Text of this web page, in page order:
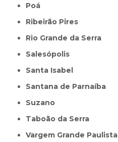
Poá
Ribeirão Pires
Rio Grande da Serra
Salesópolis
Santa Isabel
Santana de Parnaíba
Suzano
Taboão da Serra
Vargem Grande Paulista